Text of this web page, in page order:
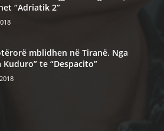
“Adriatik 2”
mblidhen në Tiranë. Nga
Kuduro” te “Despacito”